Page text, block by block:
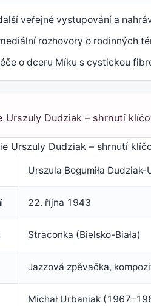
veřejné vystupování a
rozhovory o rodinných
o dceru Míku s cystickou
Urszuly Dudziak – shrnutí
Urszuly Dudziak – shrnutí
Urszula Bogumiła
22. října 1943
Straconka (Bielsko-Biała)
Jazzová zpěvačka,
Michał Urbaniak